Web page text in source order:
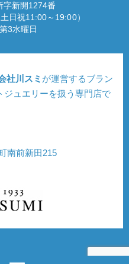
字新開1274番
日祝11:00～19:00）
3水曜日
社川スミ が運営するブラン
ジュエリーを扱う専門店で
南前新田215
Rights Reserved.